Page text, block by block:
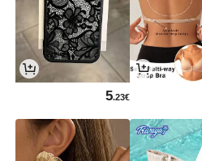
5.23€